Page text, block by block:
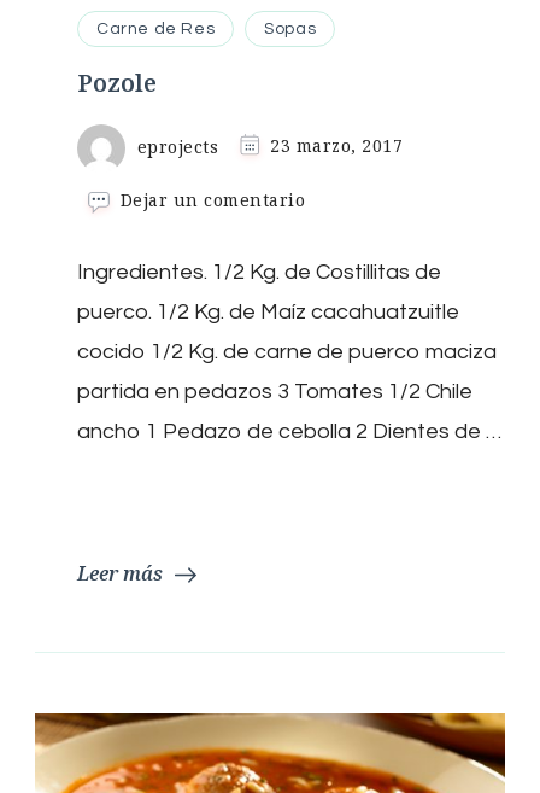
Carne de Res Sopas
Pozole
eprojects 23 marzo, 2017
Dejar un comentario
Ingredientes. 1/2 Kg. de Costillitas de
puerco. 1/2 Kg. de Maíz cacahuatzuitle
cocido 1/2 Kg. de carne de puerco maciza
partida en pedazos 3 Tomates 1/2 Chile
ancho 1 Pedazo de cebolla 2 Dientes de …
Leer más